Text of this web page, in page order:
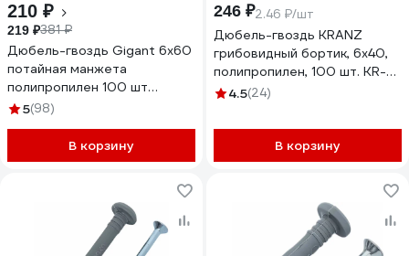
210 ₽
219 ₽381 ₽
Дюбель-гвоздь Gigant 6x60
потайная манжета
полипропилен 100 шт
123855
5(98)
В корзину
246 ₽2.46 ₽/шт
Дюбель-гвоздь KRANZ
грибовидный бортик, 6x40,
полипропилен, 100 шт. KR-
02-3621-001
4.5(24)
В корзину